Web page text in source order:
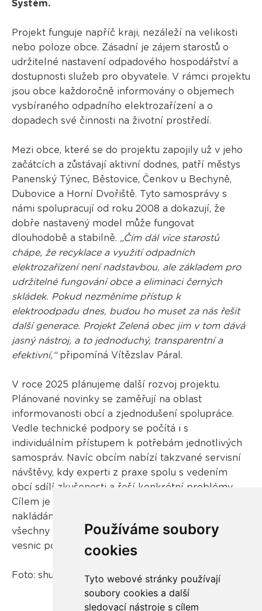
Používáme soubory
cookies
Tyto webové stránky používají
soubory cookies a další
sledovací nástroje s cílem
Systém.
Projekt funguje napříč kraji, nezáleží na velikosti
nebo poloze obce. Zásadní je zájem starostů o
udržitelné nastavení odpadového hospodářství a
dostupnosti služeb pro obyvatele. V rámci projektu
jsou obce každoročně informovány o objemech
vysbíraného odpadního elektrozařízení a o
dopadech své činnosti na životní prostředí.
Mezi obce, které se do projektu zapojily už v jeho
začátcích a zůstávají aktivní dodnes, patří městys
Panenský Týnec, Běstovice, Čenkov u Bechyně,
Dubovice a Horní Dvořiště. Tyto samosprávy s
námi spolupracují od roku 2008 a dokazují, že
dobře nastavený model může fungovat
dlouhodobě a stabilně. „Čím dál více starostů
chápe, že recyklace a využití odpadních
elektrozařízení není nadstavbou, ale základem pro
udržitelné fungování obce a eliminaci černých
skládek. Pokud nezměníme přístup k
elektroodpadu dnes, budou ho muset za nás řešit
další generace. Projekt Zelená obec jim v tom dává
jasný nástroj, a to jednoduchý, transparentní a
efektivní,“připomíná Vítězslav Páral.
V roce 2025 plánujeme další rozvoj projektu.
Plánované novinky se zaměřují na oblast
informovanosti obcí a zjednodušení spolupráce.
Vedle technické podpory se počítá i s
individuálním přístupem k potřebám jednotlivých
samospráv. Navíc obcím nabízí takzvané servisní
návštěvy, kdy experti z praxe spolu s vedením
obcí sdílí zkušenosti a řeší konkrétní problémy.
Cílem je zajistit ještě dostupnější řešení v oblasti
nakládání s odpadními elektrozařízeními pro
všechny části České republiky, a to od nejmenších
vesnic po velká města.
Foto: shutterstock.com